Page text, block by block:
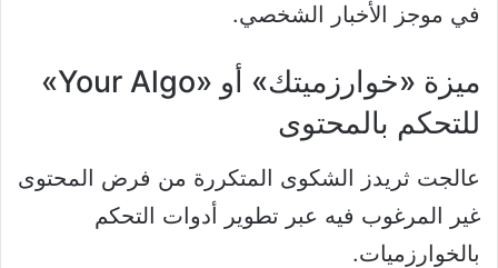
في موجز الأخبار الشخصي.
ميزة «خوارزميتك» أو «Your Algo»
للتحكم بالمحتوى
عالجت ثريدز الشكوى المتكررة من فرض المحتوى
غير المرغوب فيه عبر تطوير أدوات التحكم
بالخوارزميات.